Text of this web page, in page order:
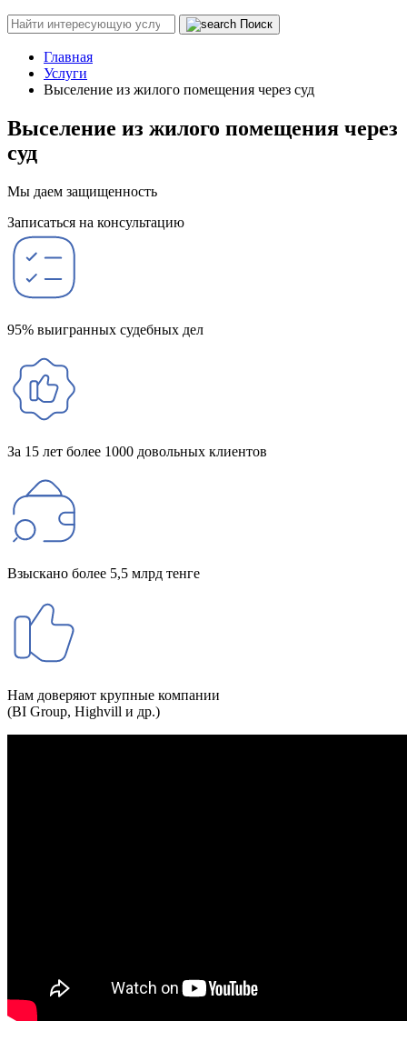
Поиск
Главная
Услуги
Выселение из жилого помещения через суд
Выселение из жилого помещения через
суд
Мы даем защищенность
Записаться на консультацию
95% выигранных судебных дел
За 15 лет более 1000 довольных клиентов
Взыскано более 5,5 млрд тенге
Нам доверяют крупные компании
(BI Group, Highvill и др.)